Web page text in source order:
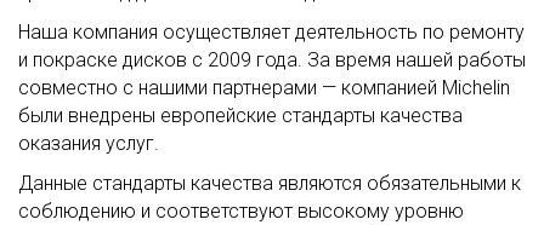
Наша компания осуществляет деятельность по ремонту
и покраске дисков с 2009 года. За время нашей работы
совместно с нашими партнерами — компанией Michelin
были внедрены европейские стандарты качества
оказания услуг.
Данные стандарты качества являются обязательными к
соблюдению и соответствуют высокому уровню